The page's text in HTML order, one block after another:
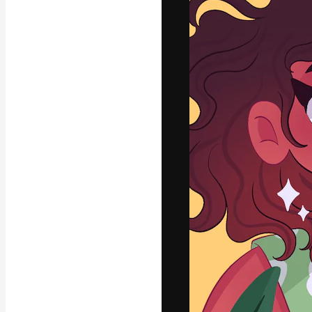
La piattaforma
migliori lavori.
creativi,
Italiano
Copyright ©